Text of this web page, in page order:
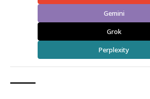
Gemini
Grok
Perplexity